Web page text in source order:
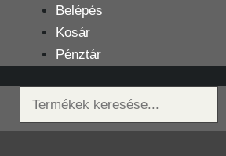
tartalomba
Belépés
Kosár
Pénztár
Keresés